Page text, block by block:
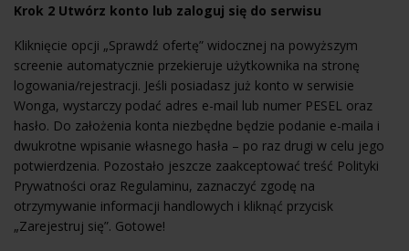
Krok 2 Utwórz konto lub zaloguj się do serwisu
Kliknięcie opcji „Sprawdź ofertę” widocznej na powyższym
screenie automatycznie przekieruje użytkownika na stronę
logowania/rejestracji. Jeśli posiadasz już konto w serwisie
Wonga, wystarczy podać adres e-mail lub numer PESEL oraz
hasło. Do założenia konta niezbędne będzie podanie e-maila i
dwukrotne wpisanie własnego hasła – po raz drugi w celu jego
potwierdzenia. Pozostało jeszcze zaakceptować treść Polityki
Prywatności oraz Regulaminu, zaznaczyć zgodę na
otrzymywanie informacji handlowych i kliknąć przycisk
„Zarejestruj się”. Gotowe!